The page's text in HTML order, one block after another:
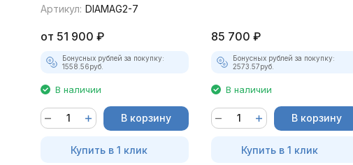
Артикул: DIAMAG2-7
от 51 900 ₽
Бонусных рублей за покупку:
1558.56руб.
В наличии
В корзину
Купить в 1 клик
85 700 ₽
Бонусных рублей за покупку:
2573.57руб.
В наличии
В корзину
Купить в 1 клик